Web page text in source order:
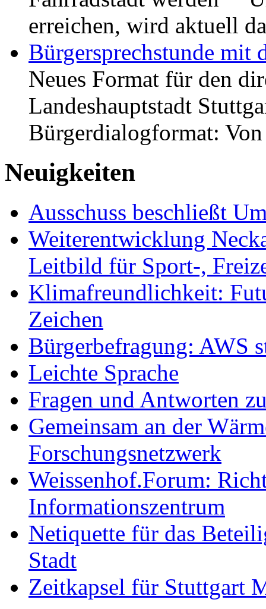
erreichen, wird aktuell
Bürgersprechstunde mit
Neues Format für den
Landeshauptstadt
Bürgerdialogformat:
Neuigkeiten
Ausschuss beschließt
Weiterentwicklung
Leitbild für Sport-,
Klimafreundlichkeit:
Zeichen
Bürgerbefragung: AWS
Leichte Sprache
Fragen und Antworten
Gemeinsam an der
Forschungsnetzwerk
Weissenhof.Forum:
Informationszentrum
Netiquette für das
Stadt
Zeitkapsel für Stuttgart